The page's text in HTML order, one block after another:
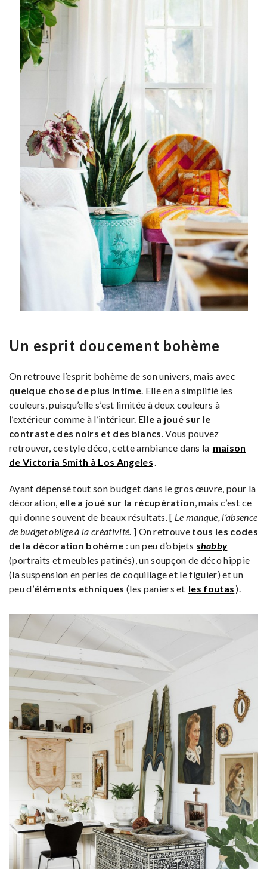
Un esprit doucement bohème
On retrouve l’esprit bohème de son univers, mais avec
quelque chose de plus intime. Elle en a simplifié les
couleurs, puisqu’elle s’est limitée à deux couleurs à
l’extérieur comme à l’intérieur. Elle a joué sur le
contraste des noirs et des blancs. Vous pouvez
retrouver, ce style déco, cette ambiance dans la maison
de Victoria Smith à Los Angeles.
Ayant dépensé tout son budget dans le gros œuvre, pour la
décoration, elle a joué sur la récupération, mais c’est ce
qui donne souvent de beaux résultats. [ Le manque, l’absence
de budget oblige à la créativité. ] On retrouve tous les codes
de la décoration bohème : un peu d’objets shabby
(portraits et meubles patinés), un soupçon de déco hippie
(la suspension en perles de coquillage et le figuier) et un
peu d’éléments ethniques (les paniers et les foutas ).